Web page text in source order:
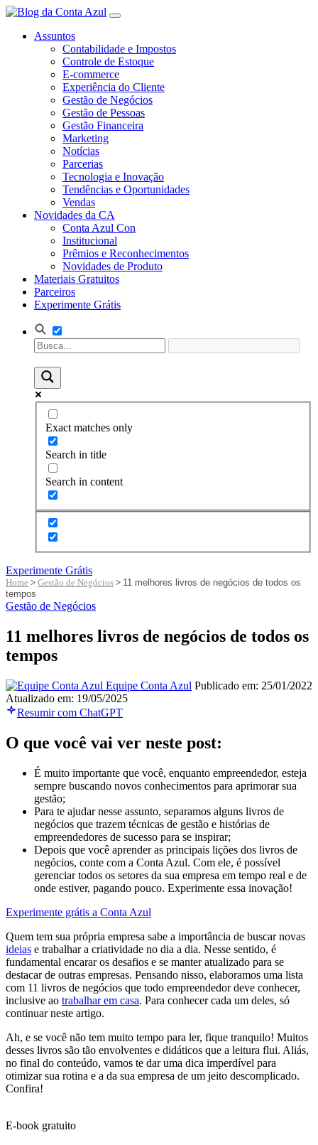
Assuntos
Contabilidade e Impostos
Controle de Estoque
E-commerce
Experiência do Cliente
Gestão de Negócios
Gestão de Pessoas
Gestão Financeira
Marketing
Notícias
Parcerias
Tecnologia e Inovação
Tendências e Oportunidades
Vendas
Novidades da CA
Conta Azul Con
Institucional
Prêmios e Reconhecimentos
Novidades de Produto
Materiais Gratuitos
Parceiros
Experimente Grátis
Exact matches only
Search in title
Search in content
Experimente Grátis
Home > Gestão de Negócios > 11 melhores livros de negócios de todos os
tempos
Gestão de Negócios
11 melhores livros de negócios de todos os
tempos
Equipe Conta Azul Publicado em: 25/01/2022
Atualizado em: 19/05/2025
Resumir com ChatGPT
O que você vai ver neste post:
É muito importante que você, enquanto empreendedor, esteja
sempre buscando novos conhecimentos para aprimorar sua
gestão;
Para te ajudar nesse assunto, separamos alguns livros de
negócios que trazem técnicas de gestão e histórias de
empreendedores de sucesso para se inspirar;
Depois que você aprender as principais lições dos livros de
negócios, conte com a Conta Azul. Com ele, é possível
gerenciar todos os setores da sua empresa em tempo real e de
onde estiver, pagando pouco. Experimente essa inovação!
Experimente grátis a Conta Azul
Quem tem sua própria empresa sabe a importância de buscar novas
ideias e trabalhar a criatividade no dia a dia. Nesse sentido, é
fundamental encarar os desafios e se manter atualizado para se
destacar de outras empresas. Pensando nisso, elaboramos uma lista
com 11 livros de negócios que todo empreendedor deve conhecer,
inclusive ao trabalhar em casa. Para conhecer cada um deles, só
continuar neste artigo.
Ah, e se você não tem muito tempo para ler, fique tranquilo! Muitos
desses livros são tão envolventes e didáticos que a leitura flui. Aliás,
no final do conteúdo, vamos te dar uma dica imperdível para
otimizar sua rotina e a da sua empresa de um jeito descomplicado.
Confira!
E-book gratuito